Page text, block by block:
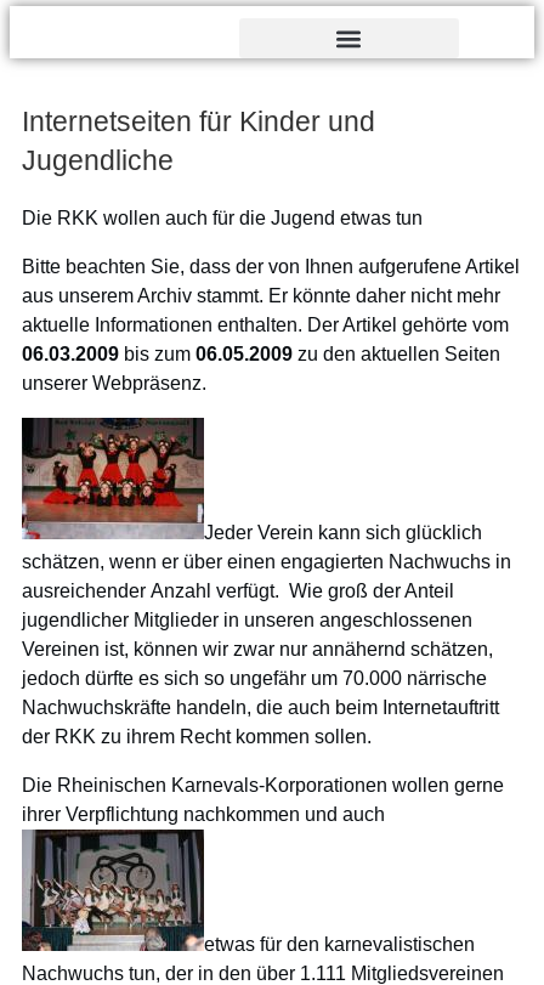
Internetseiten für Kinder und
Jugendliche
Die RKK wollen auch für die Jugend etwas tun
Bitte beachten Sie, dass der von Ihnen aufgerufene Artikel
aus unserem Archiv stammt. Er könnte daher nicht mehr
aktuelle Informationen enthalten. Der Artikel gehörte vom
06.03.2009 bis zum 06.05.2009 zu den aktuellen Seiten
unserer Webpräsenz.
Jeder Verein kann sich glücklich
schätzen, wenn er über einen engagierten Nachwuchs in
ausreichender Anzahl verfügt. Wie groß der Anteil
jugendlicher Mitglieder in unseren angeschlossenen
Vereinen ist, können wir zwar nur annähernd schätzen,
jedoch dürfte es sich so ungefähr um 70.000 närrische
Nachwuchskräfte handeln, die auch beim Internetauftritt
der RKK zu ihrem Recht kommen sollen.
Die Rheinischen Karnevals-Korporationen wollen gerne
ihrer Verpflichtung nachkommen und auch
etwas für den karnevalistischen
Nachwuchs tun, der in den über 1.111 Mitgliedsvereinen